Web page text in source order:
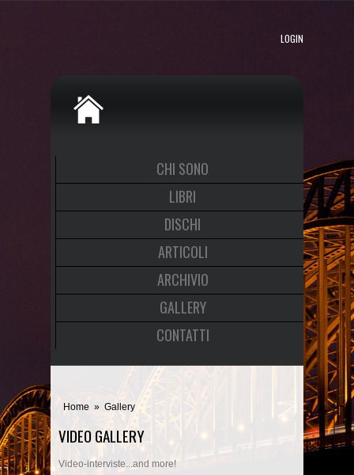
LOGIN
CHI SONO
LIBRI
DISCHI
ARTICOLI
ARCHIVIO
GALLERY
CONTATTI
Home » Gallery
VIDEO GALLERY
Video-interviste...and more!